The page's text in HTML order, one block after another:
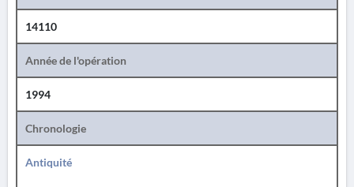
14110
Année de l'opération
1994
Chronologie
Antiquité